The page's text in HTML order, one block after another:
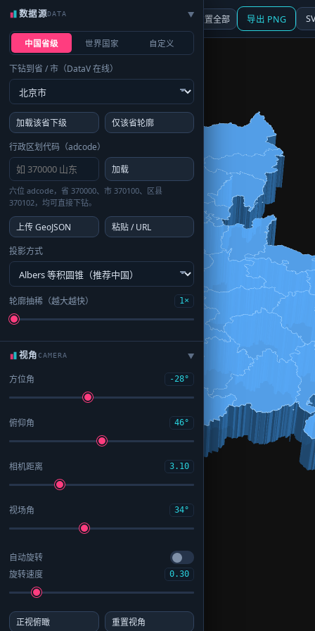
☰ 面板 地图 重置全部 导出 PNG
数据源DATA ▶
中国省级 世界国家 自定义
下钻到省 / 市（DataV 在线）
加载该省下级
仅该省轮廓
行政区划代码（adcode）
加载
六位 adcode，省 370000、市 370100、区县
370102，均可直接下钻。
上传 GeoJSON
粘贴 / URL
投影方式
轮廓抽稀（越大越快） 1×
视角CAMERA ▶
方位角 -28°
俯仰角 46°
相机距离 3.10
视场角 34°
自动旋转
旋转速度
0.30
正视俯瞰 重置视角